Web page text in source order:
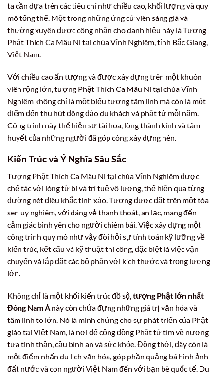
ta cần dựa trên các tiêu chí như chiều cao, khối lượng và quy
mô tổng thể. Một trong những ứng cử viên sáng giá và
thường xuyên được công nhận cho danh hiệu này là Tượng
Phật Thích Ca Mâu Ni tại chùa Vĩnh Nghiêm, tỉnh Bắc Giang,
Việt Nam.
Với chiều cao ấn tượng và được xây dựng trên một khuôn
viên rộng lớn, tượng Phật Thích Ca Mâu Ni tại chùa Vĩnh
Nghiêm không chỉ là một biểu tượng tâm linh mà còn là một
điểm đến thu hút đông đảo du khách và phật tử mỗi năm.
Công trình này thể hiện sự tài hoa, lòng thành kính và tâm
huyết của những người đã góp công xây dựng nên.
Kiến Trúc và Ý Nghĩa Sâu Sắc
Tượng Phật Thích Ca Mâu Ni tại chùa Vĩnh Nghiêm được
chế tác với lòng từ bi và trí tuệ vô lượng, thể hiện qua từng
đường nét điêu khắc tinh xảo. Tượng được đặt trên một tòa
sen uy nghiêm, với dáng vẻ thanh thoát, an lạc, mang đến
cảm giác bình yên cho người chiêm bái. Việc xây dựng một
công trình quy mô như vậy đòi hỏi sự tính toán kỹ lưỡng về
kiến trúc, kết cấu và kỹ thuật thi công, đặc biệt là việc vận
chuyển và lắp đặt các bộ phận với kích thước và trọng lượng
lớn.
Không chỉ là một khối kiến trúc đồ sộ, tượng Phật lớn nhất
Đông Nam Á này còn chứa đựng những giá trị văn hóa và
tâm linh to lớn. Nó là minh chứng cho sự phát triển của Phật
giáo tại Việt Nam, là nơi để cộng đồng Phật tử tìm về nương
tựa tinh thần, cầu bình an và sức khỏe. Đồng thời, đây còn là
một điểm nhấn du lịch văn hóa, góp phần quảng bá hình ảnh
đất nước và con người Việt Nam đến với bạn bè quốc tế. Du